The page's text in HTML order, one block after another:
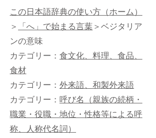
この日本語辞典の使い方（ホーム）
＞「へ」で始まる言葉＞ベジタリア
ンの意味​
カテゴリー： 食文化、料理、食品、
食材
カテゴリー： 外来語、和製外来語
カテゴリー： 呼び名（親族の続柄・
職業・役職・地位・性格等による呼
称、人称代名詞）